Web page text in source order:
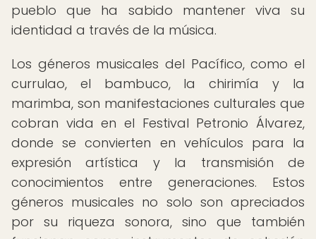
pueblo que ha sabido mantener viva su
identidad a través de la música.
Los géneros musicales del Pacífico, como el
currulao, el bambuco, la chirimía y la
marimba, son manifestaciones culturales que
cobran vida en el Festival Petronio Álvarez,
donde se convierten en vehículos para la
expresión artística y la transmisión de
conocimientos entre generaciones. Estos
géneros musicales no solo son apreciados
por su riqueza sonora, sino que también